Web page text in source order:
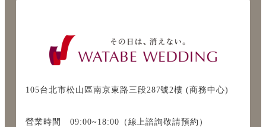
105台北市松山區南京東路三段287號2樓 (商務中心)
營業時間 09:00~18:00（線上諮詢敬請預約）